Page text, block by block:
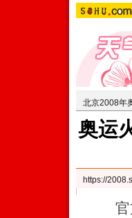
北京2008年
奥运
https://
官方